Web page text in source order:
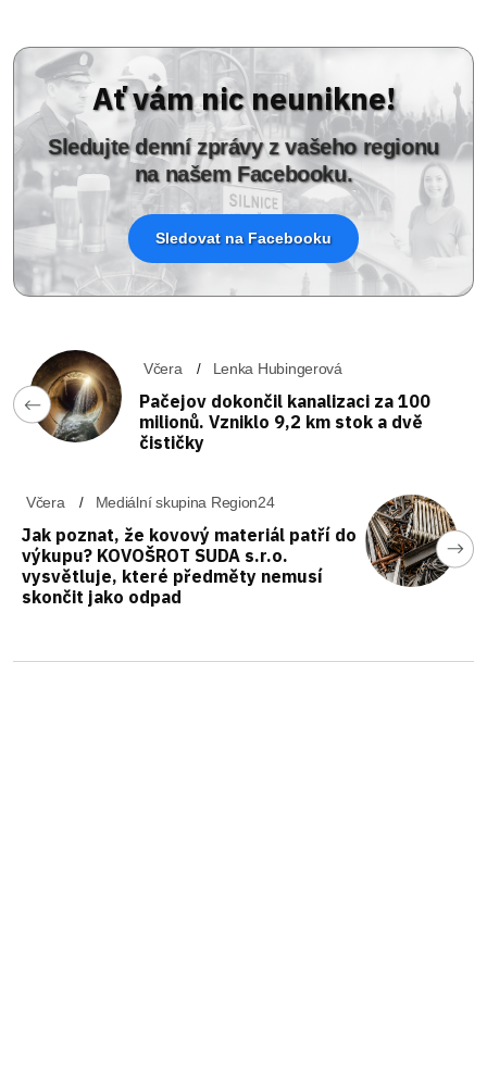
Ať vám nic neunikne!
Sledujte denní zprávy z vašeho regionu
na našem Facebooku.
Sledovat na Facebooku
Včera Lenka Hubingerová
Pačejov dokončil kanalizaci za 100
milionů. Vzniklo 9,2 km stok a dvě
čističky
Včera Mediální skupina Region24
Jak poznat, že kovový materiál patří do
výkupu? KOVOŠROT SUDA s.r.o.
vysvětluje, které předměty nemusí
skončit jako odpad